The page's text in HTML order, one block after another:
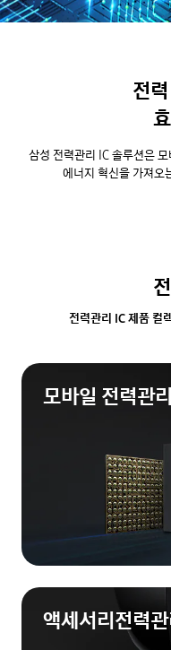
전
삼성 전력관리 IC 솔루션은
에너지 혁신을 가져오
전력관리 IC 제품 컬
모바일 전력관
액세서리전력